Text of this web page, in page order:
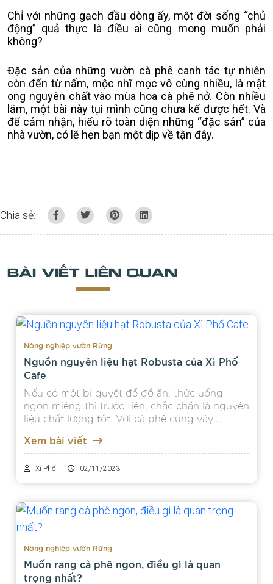
Chỉ với những gạch đầu dòng ấy, một đời sống “chủ
động” quả thực là điều ai cũng mong muốn phải
không?
Đặc sản của những vườn cà phê canh tác tự nhiên
còn đến từ nấm, mộc nhĩ mọc vô cùng nhiều, là mật
ong nguyên chất vào mùa hoa cà phê nở. Còn nhiều
lắm, một bài này tụi mình cũng chưa kể được hết. Và
để cảm nhận, hiểu rõ toàn diện những “đặc sản” của
nhà vườn, có lẽ hẹn bạn một dịp về tận đây.
Chia sẻ:
BÀI VIẾT LIÊN QUAN
Nông nghiệp vườn Rừng
Nguồn nguyên liệu hạt Robusta của Xì Phố
Cafe
Nếu có một bí quyết để đồ ăn, thức uống
ngon miệng thì trước tiên, chắc chắn là nguyên
liệu chất lượng tốt. Với cà phê cũng vậy,
Xem bài viết
Xì Phố | 02/11/2023
Nông nghiệp vườn Rừng
Muốn rang cà phê ngon, điều gì là quan
trọng nhất?